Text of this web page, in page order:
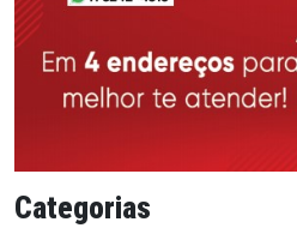
Categorias